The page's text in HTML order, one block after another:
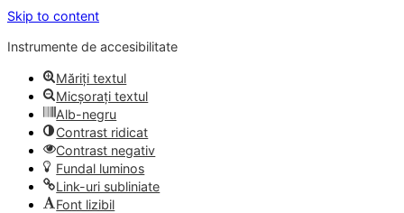
Skip to content
Instrumente de accesibilitate
Măriți textul
Micșorați textul
Alb-negru
Contrast ridicat
Contrast negativ
Fundal luminos
Link-uri subliniate
Font lizibil